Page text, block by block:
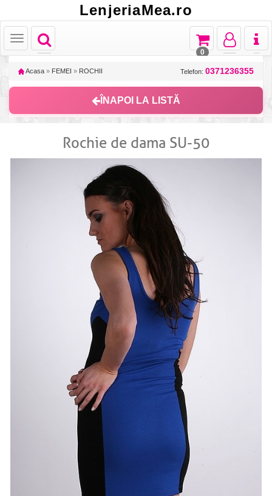
LenjeriaMea.ro
Toggle
navigation
Toggle
Toggle
navigation
Toggle
navigation
Toggle
navigation
0
Acasa » FEMEI » ROCHII Telefon: 0371236355
ÎNAPOI LA LISTĂ
Rochie de dama SU-50